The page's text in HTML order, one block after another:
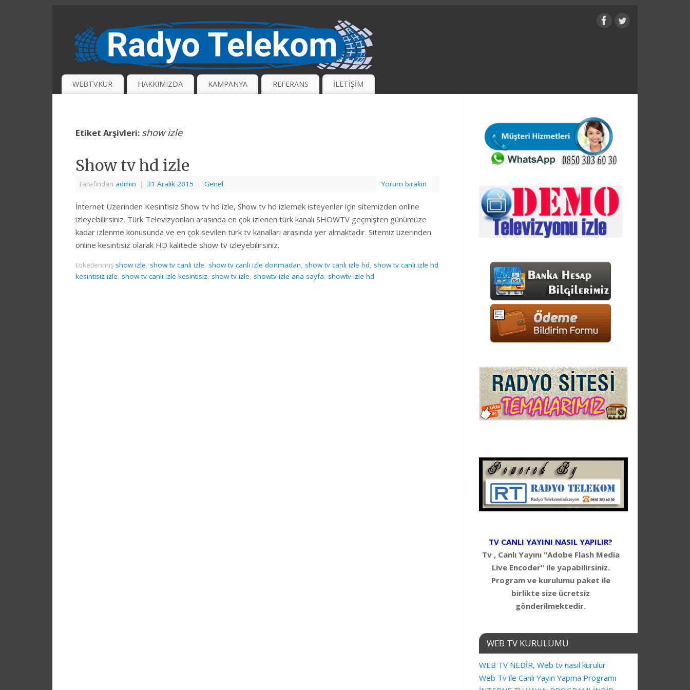
WEBTVKUR HAKKIMIZDA KAMPANYA REFERANS İLETİŞİM
Etiket Arşivleri: show izle
Show tv hd izle
Tarafından admin | 31 Aralık 2015 | Genel Yorum bırakın
İnternet Üzerinden Kesintisiz Show tv hd izle, Show tv hd izlemek isteyenler için sitemizden online
izleyebilirsiniz. Türk Televizyonları arasında en çok izlenen türk kanalı SHOWTV geçmişten günümüze
kadar izlenme konusunda ve en çok sevilen türk tv kanalları arasında yer almaktadır. Sitemiz üzerinden
online kesintisiz olarak HD kalitede show tv izleyebilirsiniz.
Etiketlenmiş show izle, show tv canlı izle, show tv canlı izle donmadan, show tv canlı izle hd, show tv canlı izle hd
kesintisiz izle, show tv canlı izle kesintisiz, show tv izle, showtv izle ana sayfa, showtv izle hd
TV CANLI YAYINI NASIL YAPILIR?
Tv , Canlı Yayını "Adobe Flash Media
Live Encoder" ile yapabilirsiniz.
Program ve kurulumu paket ile
birlikte size ücretsiz
gönderilmektedir.
WEB TV KURULUMU
WEB TV NEDİR, Web tv nasıl kurulur
Web Tv ile Canlı Yayın Yapma Programı